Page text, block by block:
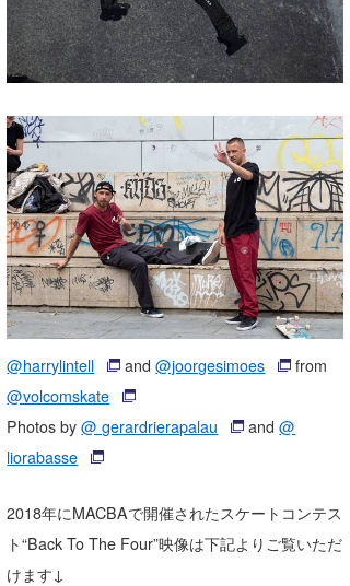
@harrylintell and@joorgesimoes
from
@volcomskate
Photos by@ gerardrierapalau and@
liorabasse
2018年にMACBAで開催されたスケートコンテス
ト“Back To The Four”映像は下記よりご覧いただ
けます↓